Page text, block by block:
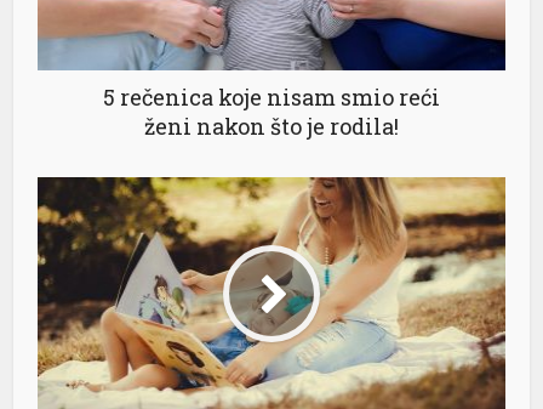
5 rečenica koje nisam smio reći
ženi nakon što je rodila!